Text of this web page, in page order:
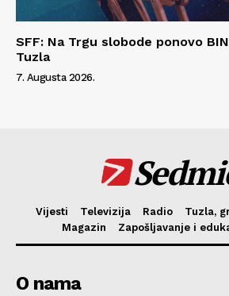
SFF: Na Trgu slobode ponovo
Tuzla
7. Augusta 2026.
Vijesti Televizija Radio Tuzla,
Magazin
Zapošljavanje i
O nama